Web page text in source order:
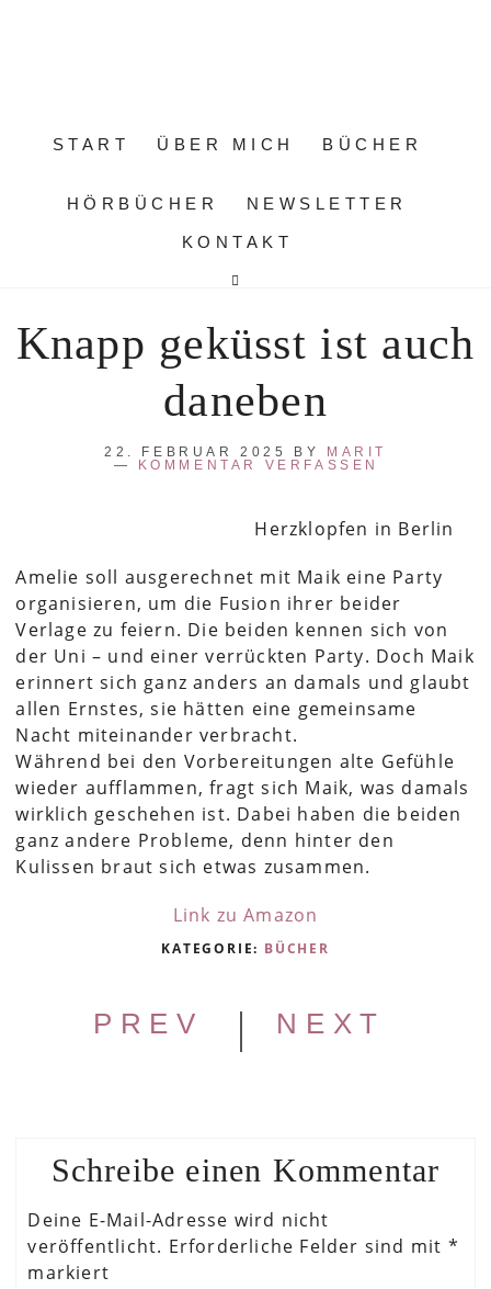
START ÜBER MICH BÜCHER
HÖRBÜCHER NEWSLETTER
KONTAKT
Knapp geküsst ist auch
daneben
22. FEBRUAR 2025 BY
MARIT
KOMMENTAR VERFASSEN
Herzklopfen in Berlin
Amelie soll ausgerechnet mit Maik eine Party
organisieren, um die Fusion ihrer beider
Verlage zu feiern. Die beiden kennen sich von
der Uni – und einer verrückten Party. Doch Maik
erinnert sich ganz anders an damals und glaubt
allen Ernstes, sie hätten eine gemeinsame
Nacht miteinander verbracht.
Während bei den Vorbereitungen alte Gefühle
wieder aufflammen, fragt sich Maik, was damals
wirklich geschehen ist. Dabei haben die beiden
ganz andere Probleme, denn hinter den
Kulissen braut sich etwas zusammen.
Link zu Amazon
KATEGORIE: BÜCHER
PREV | NEXT
Schreibe einen Kommentar
Deine E-Mail-Adresse wird nicht
veröffentlicht. Erforderliche Felder sind mit *
markiert